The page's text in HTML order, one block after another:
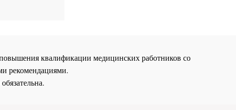
квалификации медицинских работников со
рекомендациями.
обязательна.